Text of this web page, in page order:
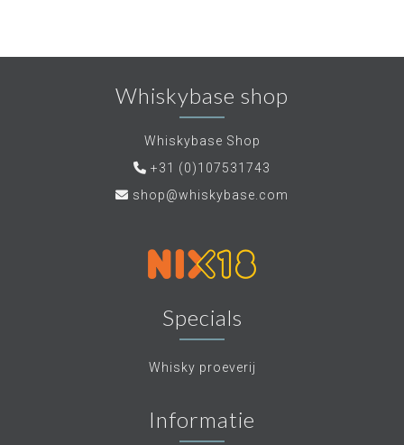
Whiskybase shop
Whiskybase Shop
+31 (0)107531743
shop@whiskybase.com
Specials
Whisky proeverij
Informatie